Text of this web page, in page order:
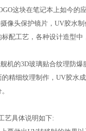
这块在笔记本上如今的应
头保护镜片，UV胶水制
标配工艺，各种设计造型中
的3D玻璃贴合纹理防爆
精细纹理制作，UV胶水
具体说明如下: